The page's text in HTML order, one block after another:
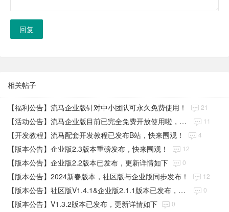
回复
相关帖子
【福利公告】流马企业版针对中小团队可永久免费使用！ 21
【活动公告】流马企业版目前已完全免费开放使用啦，快来查看具体细则！ 11
【开发教程】流马配套开发教程已发布B站，快来围观！ 4
【版本公告】企业版2.3版本重磅发布，快来围观！ 12
【版本公告】企业版2.2版本已发布，更新详情如下 0
【版本公告】2024新春版本，社区版与企业版同步发布！ 12
【版本公告】社区版V1.4.1&企业版2.1.1版本已发布，更新详情如下 0
【版本公告】V1.3.2版本已发布，更新详情如下 0